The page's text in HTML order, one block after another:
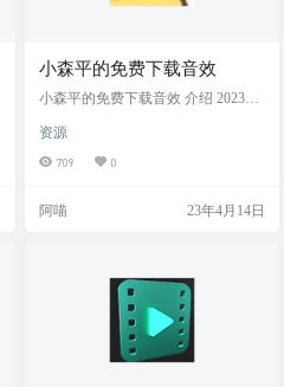
小森平的免费下载音效
小森平的免费下载音效 介绍 2023年
声音! 來自中国的朋友们，欢迎！我
是小森，非常感谢各位使用我制作
表、动画、舞台表演、广播剧、有
链接：https://taira-komori.jpn.org/fre
资源
709 0
阿喵 23年4月14日